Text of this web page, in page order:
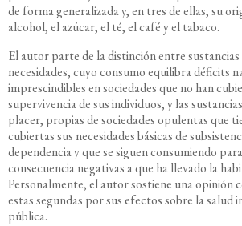
de forma generalizada y, en tres de ellas, su
alcohol, el azúcar, el té, el café y el tabaco.
El autor parte de la distinción entre
necesidades, cuyo consumo equilibra déficits
imprescindibles en sociedades que no han
supervivencia de sus individuos, y las
placer, propias de sociedades opulentas que
cubiertas sus necesidades básicas de
dependencia y que se siguen consumiendo
consecuencia negativas a que ha llevado la
Personalmente, el autor sostiene una opinión
estas segundas por sus efectos sobre la salud
pública.